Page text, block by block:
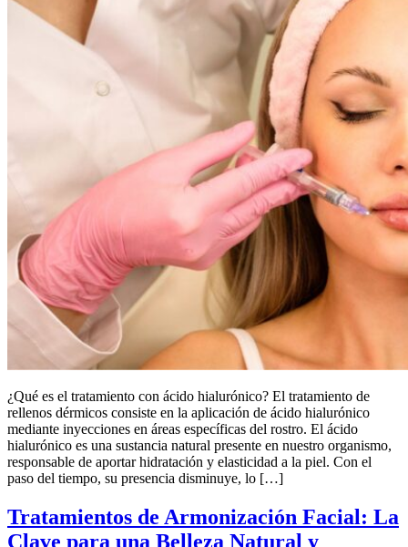
¿Qué es el tratamiento con ácido hialurónico? El tratamiento de
rellenos dérmicos consiste en la aplicación de ácido hialurónico
mediante inyecciones en áreas específicas del rostro. El ácido
hialurónico es una sustancia natural presente en nuestro organismo,
responsable de aportar hidratación y elasticidad a la piel. Con el
paso del tiempo, su presencia disminuye, lo […]
Tratamientos de Armonización Facial: La
Clave para una Belleza Natural y